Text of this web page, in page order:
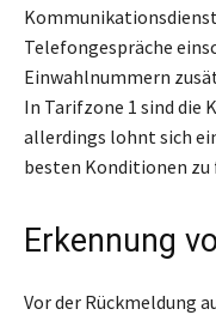
Telefongespräche
Einwahlnummern
In Tarifzone 1 sind die
allerdings lohnt sich
besten Konditionen zu
Erkennung
Vor der Rückmeldung